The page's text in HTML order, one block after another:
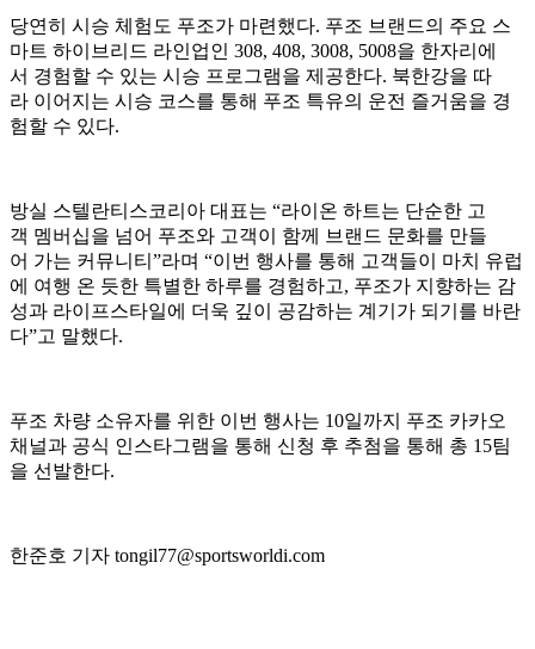
당연히 시승 체험도 푸조가 마련했다. 푸조 브랜드의 주요 스
마트 하이브리드 라인업인 308, 408, 3008, 5008을 한자리에
서 경험할 수 있는 시승 프로그램을 제공한다. 북한강을 따
라 이어지는 시승 코스를 통해 푸조 특유의 운전 즐거움을 경
험할 수 있다.
방실 스텔란티스코리아 대표는 “라이온 하트는 단순한 고
객 멤버십을 넘어 푸조와 고객이 함께 브랜드 문화를 만들
어 가는 커뮤니티”라며 “이번 행사를 통해 고객들이 마치 유럽
에 여행 온 듯한 특별한 하루를 경험하고, 푸조가 지향하는 감
성과 라이프스타일에 더욱 깊이 공감하는 계기가 되기를 바란
다”고 말했다.
푸조 차량 소유자를 위한 이번 행사는 10일까지 푸조 카카오
채널과 공식 인스타그램을 통해 신청 후 추첨을 통해 총 15팀
을 선발한다.
한준호 기자 tongil77@sportsworldi.com